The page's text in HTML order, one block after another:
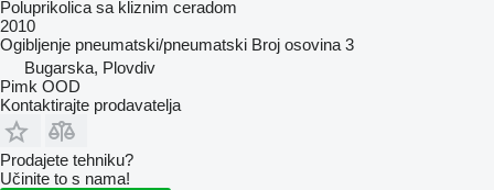
Poluprikolica sa kliznim ceradom
2010
Ogibljenje pneumatski/pneumatski Broj osovina 3
Bugarska, Plovdiv
Pimk OOD
Kontaktirajte prodavatelja
Prodajete tehniku?
Učinite to s nama!